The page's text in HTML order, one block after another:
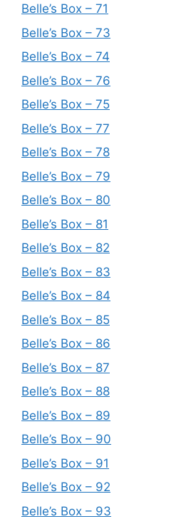
Belle’s Box – 71
Belle’s Box – 73
Belle’s Box – 74
Belle’s Box – 76
Belle’s Box – 75
Belle’s Box – 77
Belle’s Box – 78
Belle’s Box – 79
Belle’s Box – 80
Belle’s Box – 81
Belle’s Box – 82
Belle’s Box – 83
Belle’s Box – 84
Belle’s Box – 85
Belle’s Box – 86
Belle’s Box – 87
Belle’s Box – 88
Belle’s Box – 89
Belle’s Box – 90
Belle’s Box – 91
Belle’s Box – 92
Belle’s Box – 93